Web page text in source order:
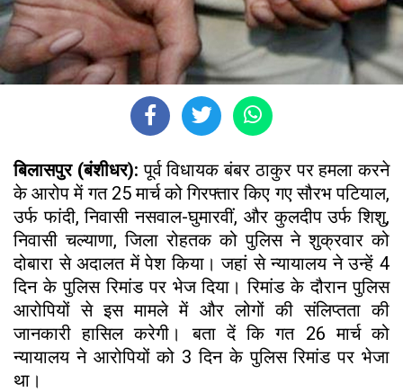
बिलासपुर (बंशीधर): पूर्व विधायक बंबर ठाकुर पर हमला करने
के आरोप में गत 25 मार्च को गिरफ्तार किए गए सौरभ पटियाल,
उर्फ फांदी, निवासी नसवाल-घुमारवीं, और कुलदीप उर्फ शिशु,
निवासी चल्याणा, जिला रोहतक को पुलिस ने शुक्रवार को
दोबारा से अदालत में पेश किया। जहां से न्यायालय ने उन्हें 4
दिन के पुलिस रिमांड पर भेज दिया। रिमांड के दौरान पुलिस
आरोपियों से इस मामले में और लोगों की संलिप्तता की
जानकारी हासिल करेगी। बता दें कि गत 26 मार्च को
न्यायालय ने आरोपियों को 3 दिन के पुलिस रिमांड पर भेजा
था।